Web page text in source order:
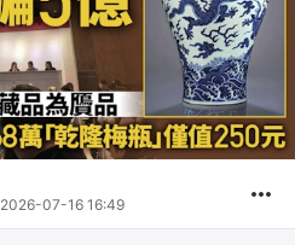
2026-07-16 16:49